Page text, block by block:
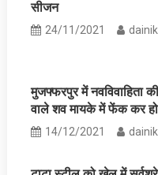
सीजन
24/11/2021
मुजफ्फरपुर में नवविवाहिता
वाले शव मायके में फेंक कर
14/12/2021